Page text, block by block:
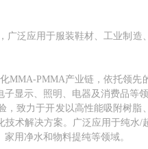
泛应用于服装鞋材、工业制造
MMA-PMMA产业链，依托领先
显示、照明、电器及消费品等领
致力于开发以高性能吸附树脂
术解决方案。广泛应用于纯水/
用净水和物料提纯等领域。